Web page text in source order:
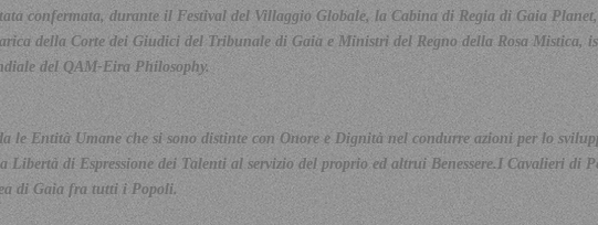
confermata, durante il Festival del Villaggio Globale, la Cabina di Regia di Gaia
della Corte dei Giudici del Tribunale di Gaia e Ministri del Regno della Rosa Mistica,
del QAM-Eira Philosophy.
le Entità Umane che si sono distinte con Onore e Dignità nel condurre azioni per lo
di Espressione dei Talenti al servizio del proprio ed altrui Benessere.I Cavalieri di
di Gaia fra tutti i Popoli.